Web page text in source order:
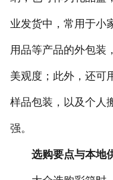
业发货中，常用于小
用品等产品的外包装
美观度；此外，还可
样品包装，以及个人
强。
选购要点与本地